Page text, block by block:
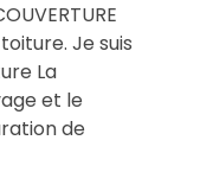
Je suis
La
et le
de